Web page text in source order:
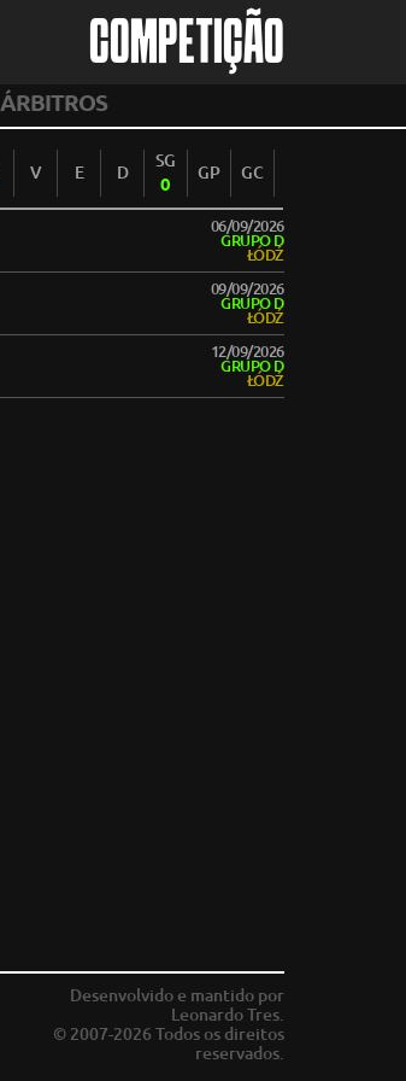
COMPETIÇÃO
ÁRBITROS
V E D
SG
0
GP GC
06/09/2026
GRUPO D
ŁÓDŹ
09/09/2026
GRUPO D
ŁÓDŹ
12/09/2026
GRUPO D
ŁÓDŹ
Desenvolvido e mantido por
Leonardo Tres.
© 2007-2026 Todos os direitos
reservados.